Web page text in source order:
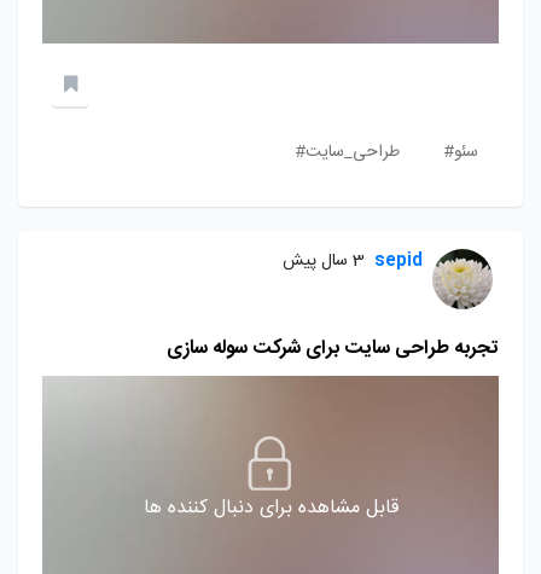
سئو# طراحی_سایت#
sepid 3 سال پیش
تجربه طراحی سایت برای شرکت سوله سازی
قابل مشاهده برای دنبال کننده ها